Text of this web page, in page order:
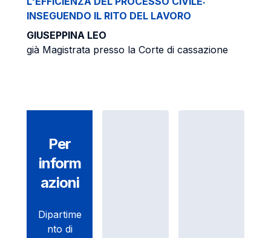
INSEGUENDO IL RITO DEL LAVORO
GIUSEPPINA LEO
già Magistrata presso la Corte di cassazione
Per
inform
azioni
Dipartime
nto di